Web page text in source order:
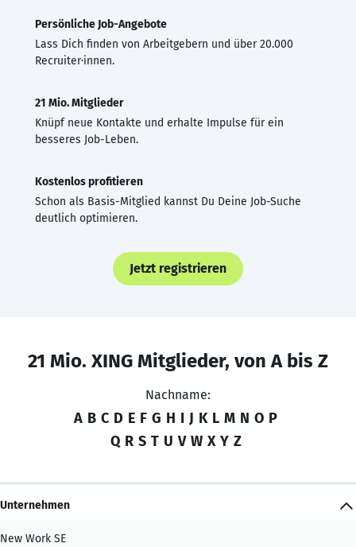
Persönliche Job-Angebote
Lass Dich finden von Arbeitgebern und über 20.000
Recruiter·innen.
21 Mio. Mitglieder
Knüpf neue Kontakte und erhalte Impulse für ein
besseres Job-Leben.
Kostenlos profitieren
Schon als Basis-Mitglied kannst Du Deine Job-Suche
deutlich optimieren.
Jetzt registrieren
21 Mio. XING Mitglieder, von A bis Z
Nachname:
A B C D E F G H I J K L M N O P
Q R S T U V W X Y Z
Unternehmen
New Work SE